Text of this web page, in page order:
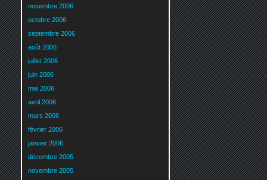
novembre 2006
octobre 2006
septembre 2006
août 2006
juillet 2006
juin 2006
mai 2006
avril 2006
mars 2006
février 2006
janvier 2006
décembre 2005
novembre 2005